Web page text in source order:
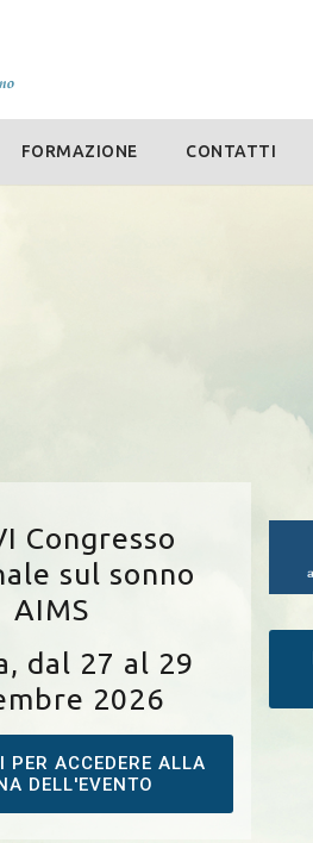
FORMAZIONE CONTATTI
Congresso
sul sonno
AIMS
dal 27 al 29
2026
PER ACCEDERE ALLA
DELL'EVENTO